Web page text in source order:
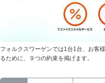
フォルクスワーゲンでは1台1台、お客
るために、９つの約束を掲げます。